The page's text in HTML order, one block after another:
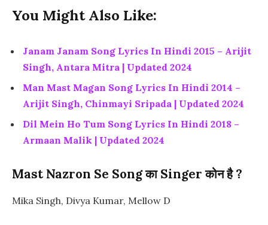
You Might Also Like:
Janam Janam Song Lyrics In Hindi 2015 – Arijit
Singh, Antara Mitra | Updated 2024
Man Mast Magan Song Lyrics In Hindi 2014 –
Arijit Singh, Chinmayi Sripada | Updated 2024
Dil Mein Ho Tum Song Lyrics In Hindi 2018 –
Armaan Malik | Updated 2024
Mast Nazron Se Song का Singer कोन है ?
Mika Singh, Divya Kumar, Mellow D